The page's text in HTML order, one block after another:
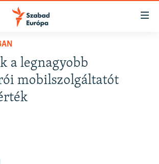
a legnagyobb
mobilszolgáltatót